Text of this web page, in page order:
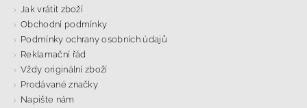
Jak vrátit zboží
Obchodní podmínky
Podmínky ochrany osobních údajů
Reklamační řád
Vždy originální zboží
Prodávané značky
Napište nám